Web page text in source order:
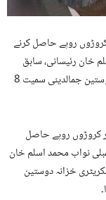
روپے حاصل کرنے
خان رئیسانی، سابق
سینیٹر حاجی لشکری رئیسانی، سابق سیکرٹری خزانہ دوستین جمالدینی سمیت 8
کروڑوں روپے حاصل
نواب محمد اسلم خان
خزانہ دوستین